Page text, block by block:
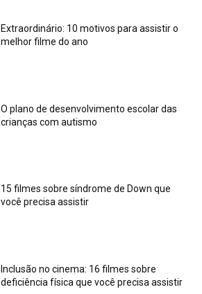
Extraordinário: 10 motivos para assistir o
melhor filme do ano
O plano de desenvolvimento escolar das
crianças com autismo
15 filmes sobre síndrome de Down que
você precisa assistir
Inclusão no cinema: 16 filmes sobre
deficiência física que você precisa assistir